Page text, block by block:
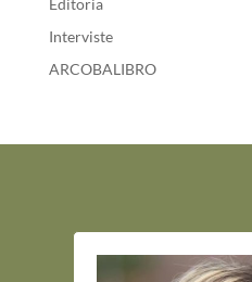
Editoria
Interviste
ARCOBALIBRO